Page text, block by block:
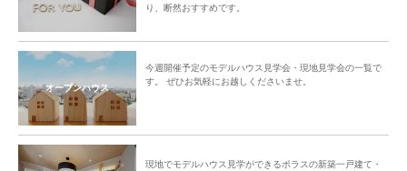
り、断然おすすめです。
オープンハウス
今週開催予定のモデルハウス見学会・現地見学会の一覧で
す。 ぜひお気軽にお越しくださいませ。
現地でモデルハウス見学ができるポラスの新築一戸建て・